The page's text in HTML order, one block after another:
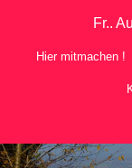
Fr..
Hier mitmachen !